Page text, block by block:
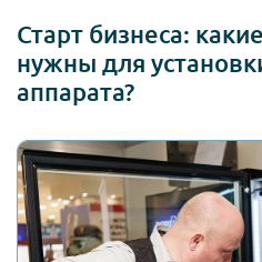
Старт бизнеса:
нужны для
аппарата?